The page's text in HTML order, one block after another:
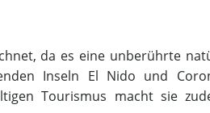
da es eine unberührte
Inseln El Nido und
Tourismus macht sie